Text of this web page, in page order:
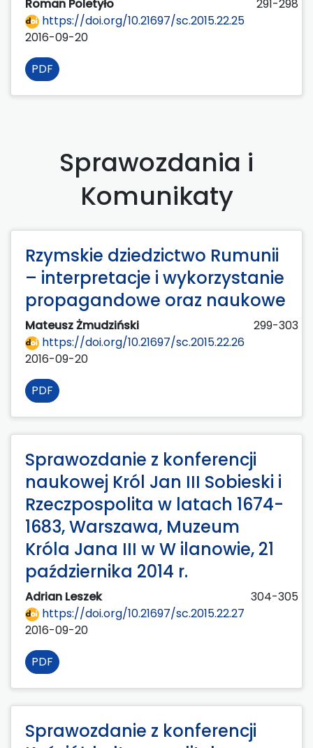
Roman Poletyło
291-298
https://doi.org/10.21697/sc.2015.22.25
2016-09-20
PDF
Sprawozdania i
Komunikaty
Rzymskie dziedzictwo Rumunii
– interpretacje i wykorzystanie
propagandowe oraz naukowe
Mateusz Żmudziński
299-303
https://doi.org/10.21697/sc.2015.22.26
2016-09-20
PDF
Sprawozdanie z konferencji
naukowej Król Jan III Sobieski i
Rzeczpospolita w latach 1674-
1683, Warszawa, Muzeum
Króla Jana III w W ilanowie, 21
października 2014 r.
Adrian Leszek
304-305
https://doi.org/10.21697/sc.2015.22.27
2016-09-20
PDF
Sprawozdanie z konferencji